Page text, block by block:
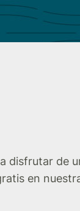
disfrutar de
en